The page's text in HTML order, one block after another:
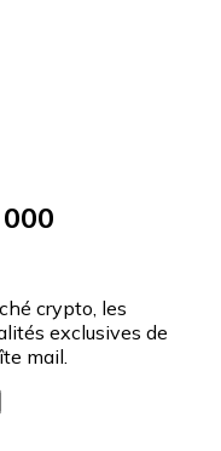
crypto, les
exclusives de
mail.